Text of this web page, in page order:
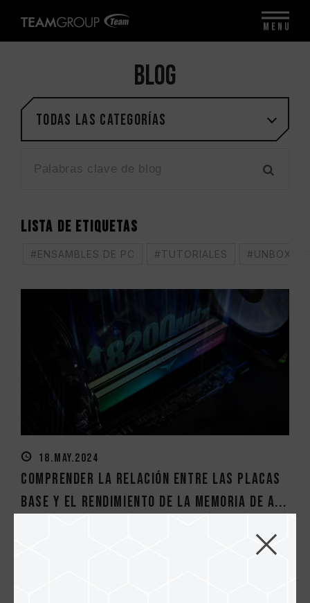
BLOG
Todas las categorías
18.MAY.2024
Comprender la relación entre las placas
base y el rendimiento de la memoria de a...
LISTA DE ETIQUETAS
#ENSAMBLES DE PC #TUTORIALES
MENU